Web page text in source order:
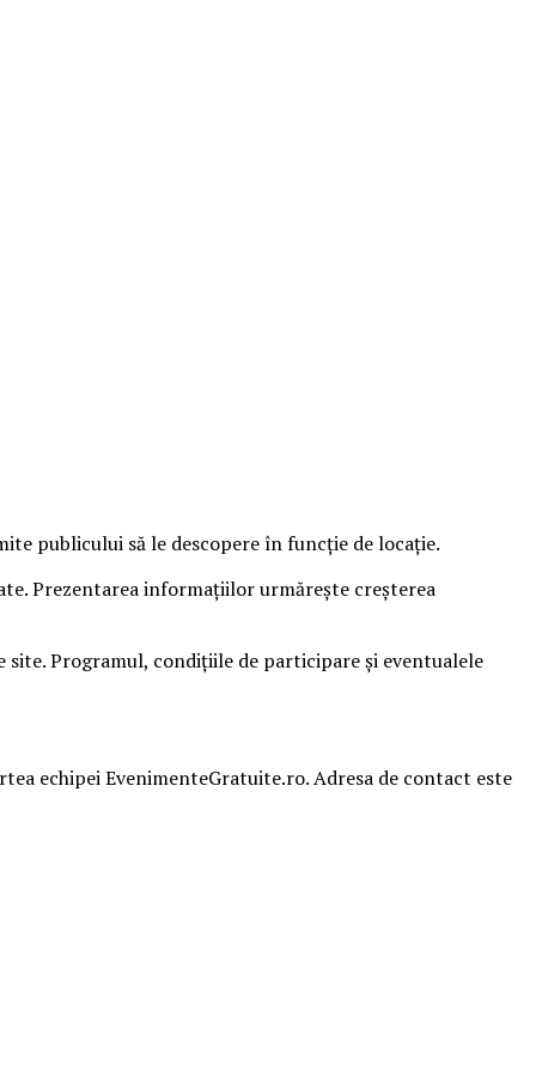
publicului să le descopere în funcție de locație.
Prezentarea informațiilor urmărește creșterea
Programul, condițiile de participare și eventualele
echipei EvenimenteGratuite.ro. Adresa de contact este